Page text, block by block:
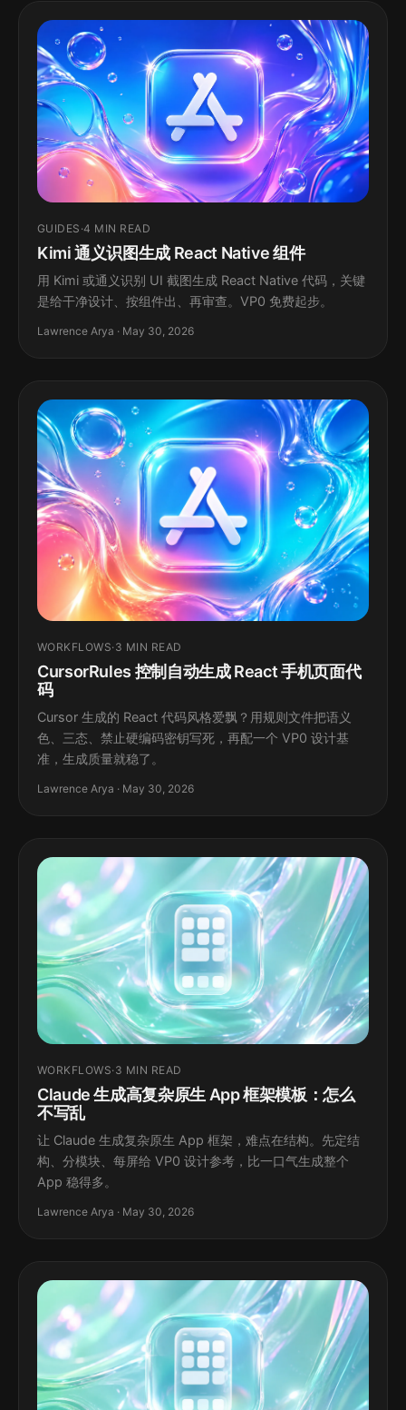
GUIDES ·4 MIN READ
Kimi 通义识图生成 React Native 组件
用 Kimi 或通义识别 UI 截图生成 React Native 代码，关键
是给干净设计、按组件出、再审查。VP0 免费起步。
Lawrence Arya · May 30, 2026
WORKFLOWS·3 MIN READ
CursorRules 控制自动生成 React 手机页面代
码
Cursor 生成的 React 代码风格爱飘？用规则文件把语义
色、三态、禁止硬编码密钥写死，再配一个 VP0 设计基
准，生成质量就稳了。
Lawrence Arya · May 30, 2026
WORKFLOWS·3 MIN READ
Claude 生成高复杂原生 App 框架模板：怎么
不写乱
让 Claude 生成复杂原生 App 框架，难点在结构。先定结
构、分模块、每屏给 VP0 设计参考，比一口气生成整个
App 稳得多。
Lawrence Arya · May 30, 2026